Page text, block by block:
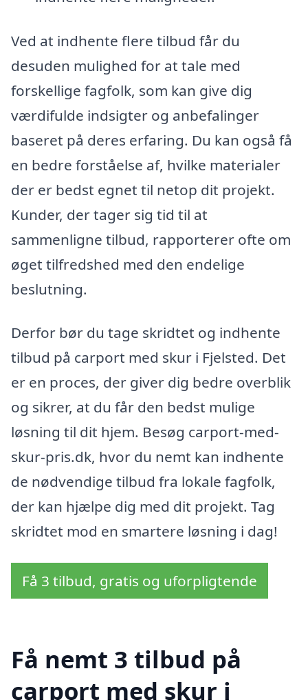
Ved at indhente flere tilbud får du
desuden mulighed for at tale med
forskellige fagfolk, som kan give dig
værdifulde indsigter og anbefalinger
baseret på deres erfaring. Du kan også få
en bedre forståelse af, hvilke materialer
der er bedst egnet til netop dit projekt.
Kunder, der tager sig tid til at
sammenligne tilbud, rapporterer ofte om
øget tilfredshed med den endelige
beslutning.
Derfor bør du tage skridtet og indhente
tilbud på carport med skur i Fjelsted. Det
er en proces, der giver dig bedre overblik
og sikrer, at du får den bedst mulige
løsning til dit hjem. Besøg carport-med-
skur-pris.dk, hvor du nemt kan indhente
de nødvendige tilbud fra lokale fagfolk,
der kan hjælpe dig med dit projekt. Tag
skridtet mod en smartere løsning i dag!
Få 3 tilbud, gratis og uforpligtende
Få nemt 3 tilbud på
carport med skur i